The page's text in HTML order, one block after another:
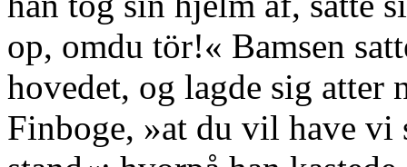
op, omdu tör!« Bamsen
hovedet, og lagde sig atter
Finboge, »at du vil have vi